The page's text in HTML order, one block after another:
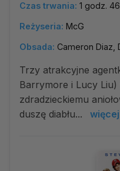
Czas trwania: 1 godz.
Reżyseria: McG
Obsada: Cameron Diaz,
Trzy atrakcyjne
Barrymore i Lucy Liu)
zdradzieckiemu
duszę diabłu...
więcej